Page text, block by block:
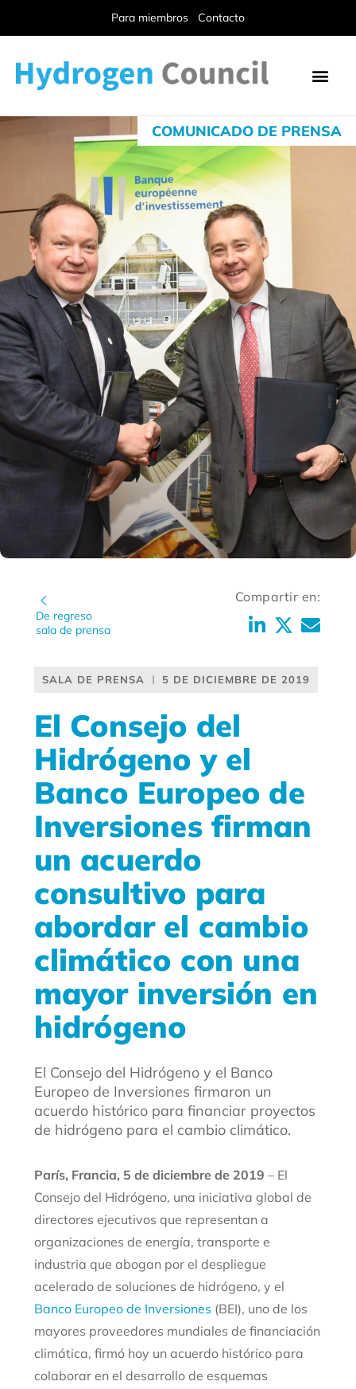
Para miembros Contacto
COMUNICADO DE PRENSA
De regreso
sala de prensa
Compartir en:
SALA DE PRENSA 5 DE DICIEMBRE DE 2019
El Consejo del
Hidrógeno y el
Banco Europeo de
Inversiones firman
un acuerdo
consultivo para
abordar el cambio
climático con una
mayor inversión en
hidrógeno
El Consejo del Hidrógeno y el Banco
Europeo de Inversiones firmaron un
acuerdo histórico para financiar proyectos
de hidrógeno para el cambio climático.
París, Francia, 5 de diciembre de 2019 – El
Consejo del Hidrógeno, una iniciativa global de
directores ejecutivos que representan a
organizaciones de energía, transporte e
industria que abogan por el despliegue
acelerado de soluciones de hidrógeno, y el
Banco Europeo de Inversiones (BEI), uno de los
mayores proveedores mundiales de financiación
climática, firmó hoy un acuerdo histórico para
colaborar en el desarrollo de esquemas